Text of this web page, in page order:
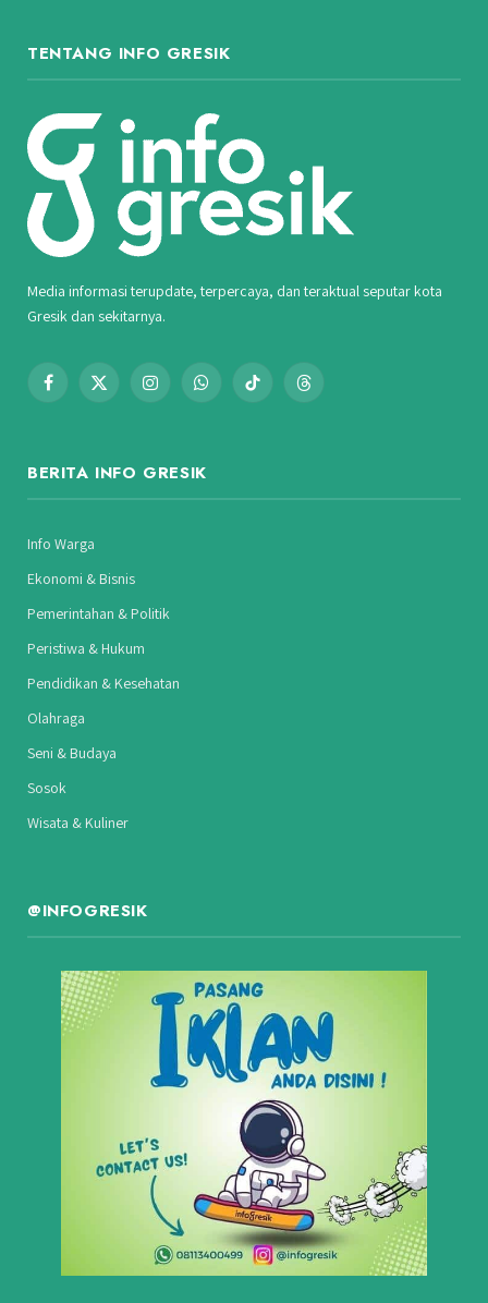
TENTANG INFO GRESIK
Media informasi terupdate, terpercaya, dan teraktual seputar kota
Gresik dan sekitarnya.
Facebook
X
InstagramWhatsAppTikTok Threads
BERITA INFO GRESIK
Info Warga
Ekonomi & Bisnis
Pemerintahan & Politik
Peristiwa & Hukum
Pendidikan & Kesehatan
Olahraga
Seni & Budaya
Sosok
Wisata & Kuliner
@INFOGRESIK